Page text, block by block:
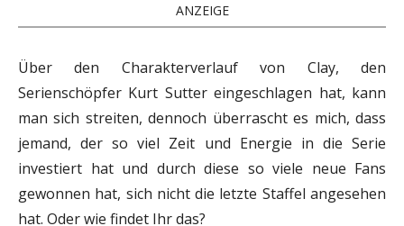
ANZEIGE
Über den Charakterverlauf von Clay, den
Serienschöpfer Kurt Sutter eingeschlagen hat, kann
man sich streiten, dennoch überrascht es mich, dass
jemand, der so viel Zeit und Energie in die Serie
investiert hat und durch diese so viele neue Fans
gewonnen hat, sich nicht die letzte Staffel angesehen
hat. Oder wie findet Ihr das?